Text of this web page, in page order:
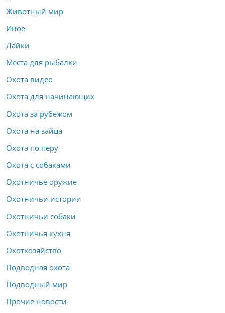
Животный мир
Иное
Лайки
Места для рыбалки
Охота видео
Охота для начинающих
Охота за рубежом
Охота на зайца
Охота по перу
Охота с собаками
Охотничье оружие
Охотничьи истории
Охотничьи собаки
Охотничья кухня
Охотхозяйство
Подводная охота
Подводный мир
Прочие новости